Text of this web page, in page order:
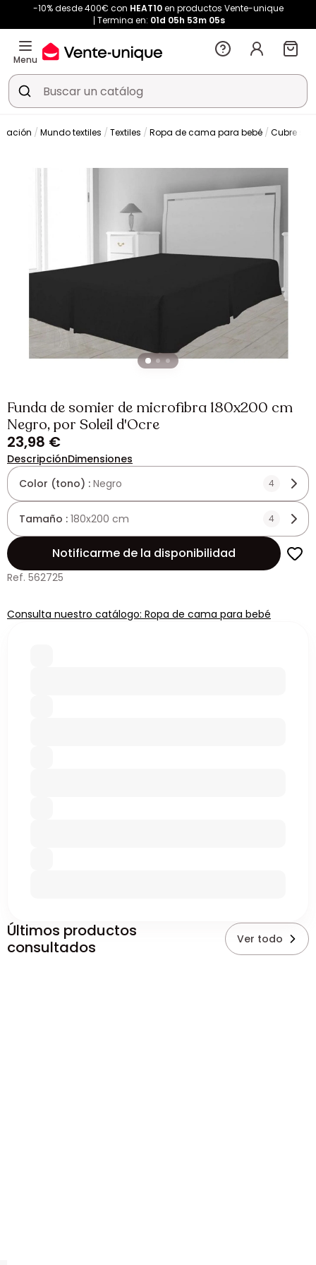
-10% desde 400€ con HEAT10en productos Vente-unique
Termina en: 01d 05h 53m 04s
Menu
Mundo textiles Textiles Ropa de cama para bebé Cubre
Funda de somier de microfibra 180x200 cm
Negro, por Soleil d'Ocre
23,98 €
DescripciónDimensiones
Color (tono) : Negro 4
Tamaño : 180x200 cm 4
Notificarme de la disponibilidad
Ref. 562725
Consulta nuestro catálogo: Ropa de cama para bebé
Últimos productos
consultados
Ver todo